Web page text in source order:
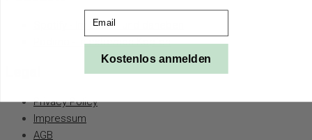
Spotify - Im Leben und daneben
Podimo - In extremen Köpfen
Privacy Policy
Impressum
AGB
Kostenlos anmelden